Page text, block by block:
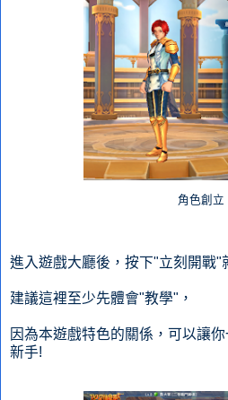
角色創立
進入遊戲大廳後，按下"立刻開戰"
建議這裡至少先體會"教學"，
因為本遊戲特色的關係，可以讓
新手!